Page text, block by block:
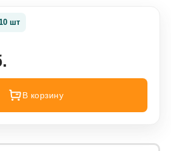
шт
В корзину